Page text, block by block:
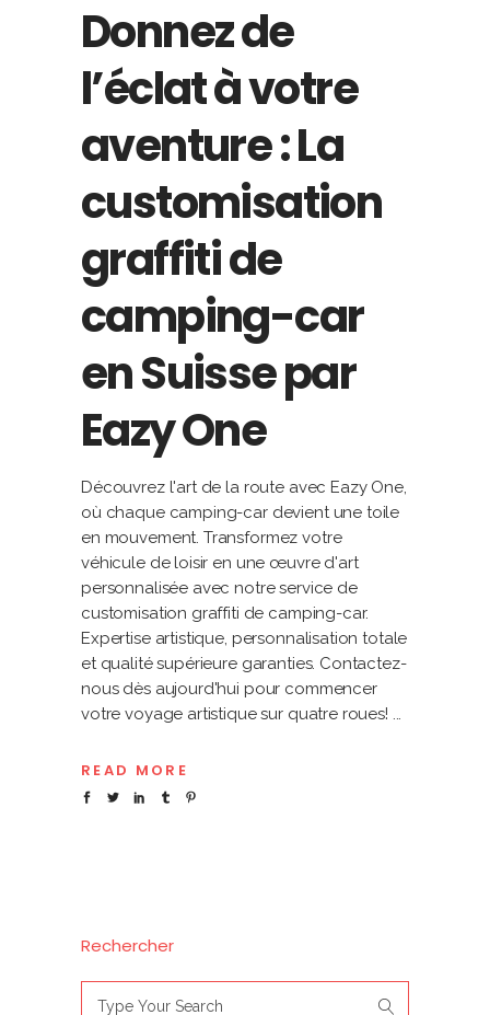
Donnez de
l’éclat à votre
aventure : La
customisation
graffiti de
camping-car
en Suisse par
Eazy One
Découvrez l'art de la route avec Eazy One,
où chaque camping-car devient une toile
en mouvement. Transformez votre
véhicule de loisir en une œuvre d'art
personnalisée avec notre service de
customisation graffiti de camping-car.
Expertise artistique, personnalisation totale
et qualité supérieure garanties. Contactez-
nous dès aujourd'hui pour commencer
votre voyage artistique sur quatre roues!
READ MORE
Rechercher